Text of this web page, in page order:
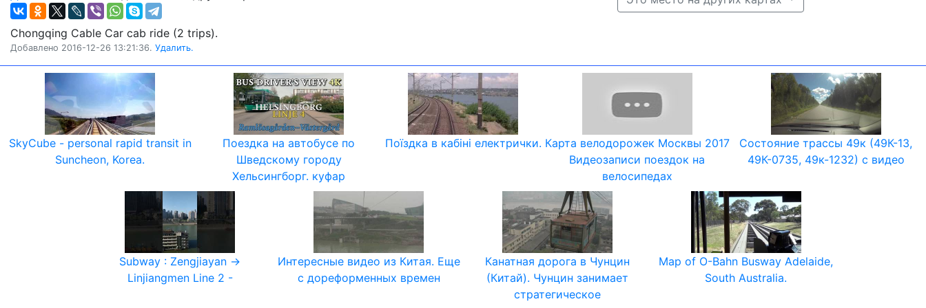
Chongqing Cable Car cab ride (2 trips).
Добавлено 2016-12-26 13:21:36. Удалить.
SkyCube - personal rapid transit in
Suncheon, Korea.
Поездка на автобусе по
Шведскому городу
Хельсингборг. куфар
Поїздка в кабіні електрички. Карта велодорожек Москвы 2017
Видеозаписи поездок на
велосипедах
Состояние трассы 49к (49К-13,
49К-0735, 49к-1232) с видео
Subway : Zengjiayan →
Linjiangmen Line 2 -
Интересные видео из Китая. Еще
с дореформенных времен
Канатная дорога в Чунцин
(Китай). Чунцин занимает
стратегическое
Map of O-Bahn Busway Adelaide,
South Australia.